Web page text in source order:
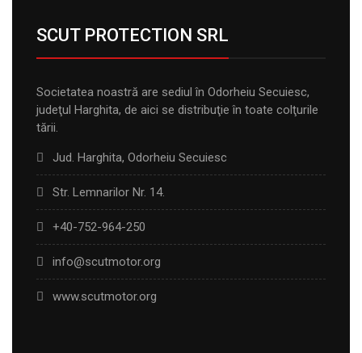
SCUT PROTECTION SRL
Societatea noastră are sediul în Odorheiu Secuiesc,
judeţul Harghita, de aici se distribuţie în toate colţurile
tării.
Jud. Harghita, Odorheiu Secuiesc
Str. Lemnarilor Nr. 14.
+40-752-964-250
info@scutmotor.org
www.scutmotor.org